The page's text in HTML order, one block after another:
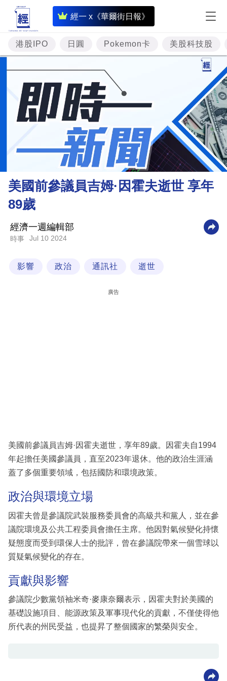
經一 x《華爾街日報》
即
時
財
經
專
題
投
資
樓
市
財
業
科
區
港股IPO 日圓 Pokemon卡 美股科技股
美國前參議員吉姆·因霍夫逝世 享年
89歲
經濟一週編輯部
時事 Jul 10 2024
影響 政治 通訊社 逝世
廣告
美國前參議員吉姆·因霍夫逝世，享年89歲。因霍夫自1994
年起擔任美國參議員，直至2023年退休。他的政治生涯涵
蓋了多個重要領域，包括國防和環境政策。
政治與環境立場
因霍夫曾是參議院武裝服務委員會的高級共和黨人，並在參
議院環境及公共工程委員會擔任主席。他因對氣候變化持懷
疑態度而受到環保人士的批評，曾在參議院帶來一個雪球以
質疑氣候變化的存在。
貢獻與影響
參議院少數黨領袖米奇·麥康奈爾表示，因霍夫對於美國的
基礎設施項目、能源政策及軍事現代化的貢獻，不僅使得他
所代表的州民受益，也提昇了整個國家的繁榮與安全。